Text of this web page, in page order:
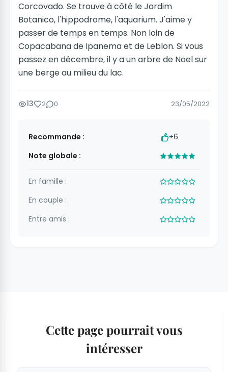
Corcovado. Se trouve à côté le Jardim
Botanico, l'hippodrome, l'aquarium. J'aime y
passer de temps en temps. Non loin de
Copacabana de Ipanema et de Leblon. Si vous
passez en décembre, il y a un arbre de Noel sur
une berge au milieu du lac.
13 2 0 23/05/2022
Recommande :
+6
Note globale :
En famille :
En couple :
Entre amis :
Cette page pourrait vous
intéresser